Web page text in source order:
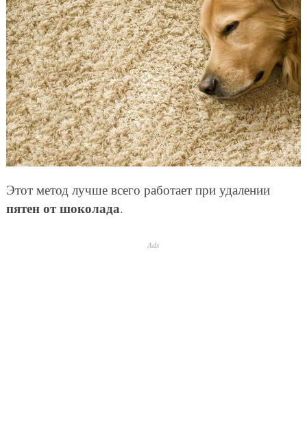
Этот метод лучше всего работает при удалении
пятен от шоколада.
Ads